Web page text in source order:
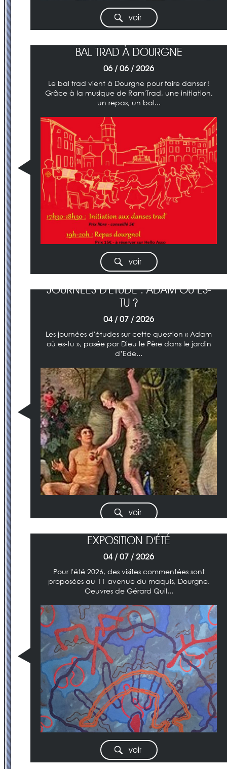
voir
BAL TRAD À DOURGNE
06 / 06 / 2026
Le bal trad vient à Dourgne pour faire danser !
Grâce à la musique de Ram'Trad, une initiation,
un repas, un bal...
voir
JOURNÉES D'ÉTUDE : ADAM OÙ ES-
TU ?
04 / 07 / 2026
Les journées d'études sur cette question « Adam
où es-tu », posée par Dieu le Père dans le jardin
d’Ede...
voir
EXPOSITION D'ÉTÉ
04 / 07 / 2026
Pour l'été 2026, des visites commentées sont
proposées au 11 avenue du maquis, Dourgne.
Oeuvres de Gérard Quil...
voir